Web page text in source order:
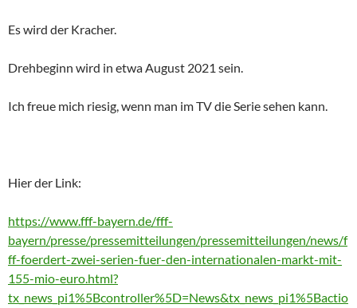
Es wird der Kracher.
Drehbeginn wird in etwa August 2021 sein.
Ich freue mich riesig, wenn man im TV die Serie sehen kann.
Hier der Link:
https://www.fff-bayern.de/fff-
bayern/presse/pressemitteilungen/pressemitteilungen/news/f
ff-foerdert-zwei-serien-fuer-den-internationalen-markt-mit-
155-mio-euro.html?
tx_news_pi1%5Bcontroller%5D=News&tx_news_pi1%5Bactio